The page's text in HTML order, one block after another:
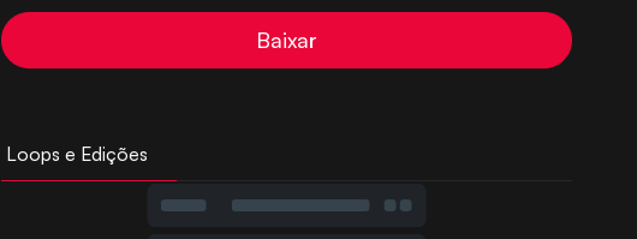
Baixar
Loops e Edições